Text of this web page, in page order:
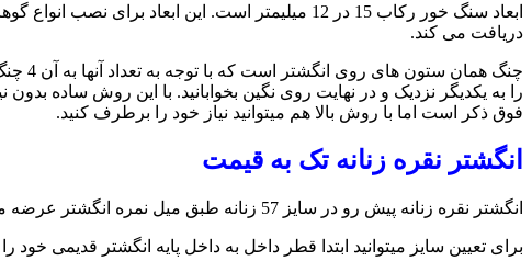
ابعاد سنگ خور رکاب 15 در 12 میلیمتر است. این
دریافت می کند.
چنگ
را به یکدیگر نزدیک و در نهایت روی نگین بخوابانید. با این روش
فوق ذکر است اما با روش بالا هم میتوانید نیاز خود را برطرف کنید.
انگشتر نقره زنانه تک به قیمت
انگشتر نقره زنانه پیش رو در سایز 57 زنانه طبق میل نمره انگشتر عرضه می شود. برای تعیین سایز میتوانید از روش زیر کمک بگیرید. در این روش در کمترین زمان تعیین سایز خواهید کرد.
برای تعیین سایز میتوانید ابتدا قطر داخل به داخل پایه انگشتر قدیمی خود را با خط کش اندازه گیری کنید و